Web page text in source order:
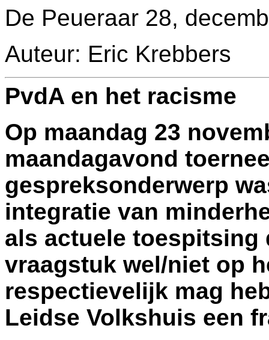
De Peueraar 28,
Auteur: Eric Krebbers
PvdA en het racisme
Op maandag 23
maandagavond
gespreksonderwerp
integratie van
als actuele toespitsing
vraagstuk wel/niet op
respectievelijk mag
Leidse Volkshuis een